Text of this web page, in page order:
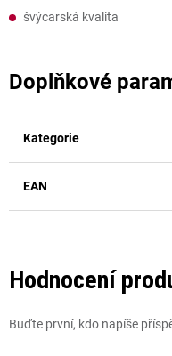
švýcarská kvalita
Doplňkové
Kategorie
EAN
Hodnocení
Buďte první, kdo napíše